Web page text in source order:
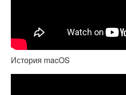
История macOS